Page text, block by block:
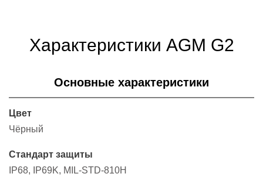
Характеристики AGM G2
Основные характеристики
Цвет
Чёрный
Стандарт защиты
IP68, IP69K, MIL-STD-810H